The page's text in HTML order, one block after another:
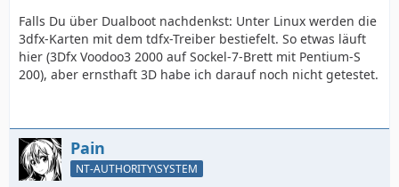
Falls Du über Dualboot nachdenkst: Unter Linux werden die
3dfx-Karten mit dem tdfx-Treiber bestiefelt. So etwas läuft
hier (3Dfx Voodoo3 2000 auf Sockel-7-Brett mit Pentium-S
200), aber ernsthaft 3D habe ich darauf noch nicht getestet.
Pain
NT-AUTHORITY\SYSTEM